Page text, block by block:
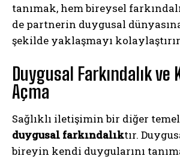
tanımak, hem bireysel
de partnerin duygusal
şekilde yaklaşmayı
Duygusal Farkındalık ve
Açma
Sağlıklı iletişimin bir diğer
duygusal farkındalıktır.
bireyin kendi duygularını